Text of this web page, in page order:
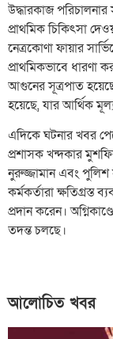
উদ্ধারকাজ
প্রাথমিক চিকিৎসা
​নেত্রকোণা ফায়ার
প্রাথমিকভাবে ধারণা
আগুনের সূত্রপাত
হয়েছে, যার আর্থিক
​এদিকে ঘটনার খবর
প্রশাসক খন্দকার
নুরুজ্জামান এবং পুলিশ
কর্মকর্তারা ক্ষতিগ্রস্ত
প্রদান করেন।
তদন্ত চলছে।
আলোচিত খবর